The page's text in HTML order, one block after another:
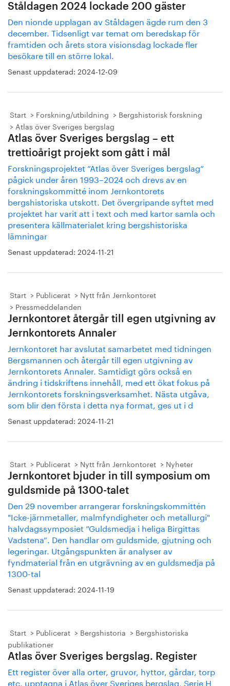
Ståldagen 2024 lockade 200 gäster
Den nionde upplagan av Ståldagen ägde rum den 3
december. Tidsenligt var temat om beredskap för
framtiden och årets stora visionsdag lockade fler
besökare till en större lokal.
Senast uppdaterad: 2024-12-09
Start Forskning/utbildning
Bergshistorisk forskning
Atlas över Sveriges bergslag
Atlas över Sveriges bergslag – ett
trettioårigt projekt som gått i mål
Forskningsprojektet ”Atlas över Sveriges bergslag”
pågick under åren 1993–2024 och drevs av en
forskningskommitté inom Jernkontorets
bergshistoriska utskott. Det övergripande syftet med
projektet har varit att i text och med kartor samla och
presentera källmaterialet kring bergshistoriska
lämningar
Senast uppdaterad: 2024-11-21
Start Publicerat
Nytt från Jernkontoret
Pressmeddelanden
Jernkontoret återgår till egen utgivning av
Jernkontorets Annaler
Jernkontoret har avslutat samarbetet med tidningen
Bergsmannen och återgår till egen utgivning av
Jernkontorets Annaler. Samtidigt görs också en
ändring i tidskriftens innehåll, med ett ökat fokus på
Jernkontorets forskningsverksamhet. Nästa utgåva,
som blir den första i detta nya format, ges ut i d
Senast uppdaterad: 2024-11-21
Start Publicerat Nytt från Jernkontoret Nyheter
Jernkontoret bjuder in till symposium om
guldsmide på 1300-talet
Den 29 november arrangerar forskningskommittén
"Icke-järnmetaller, malmfyndigheter och metallurgi"
halvdagssymposiet ”Guldsmedja i heliga Birgittas
Vadstena”. Den handlar om guldsmide, gjutning och
legeringar. Utgångspunkten är analyser av
fyndmaterial från en utgrävning av en guldsmedja på
1300-tal
Senast uppdaterad: 2024-11-19
Start Publicerat Bergshistoria
Bergshistoriska
publikationer
Atlas över Sveriges bergslag. Register
Ett register över alla orter, gruvor, hyttor, gårdar, torp
etc. upptagna i Atlas över Sveriges bergslag, Serie H